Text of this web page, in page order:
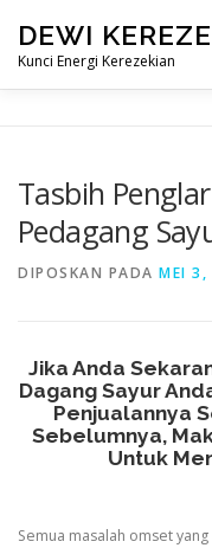
konten
DEWI
Kunci Energi Kerezekian
TASBIH PELARISAN
Tasbih
Pedagang
DIPOSKAN PADA MEI 3,
Jika Anda
Dagang Sayur
Penjualannya
Sebelumnya,
Untuk
Semua masalah omset